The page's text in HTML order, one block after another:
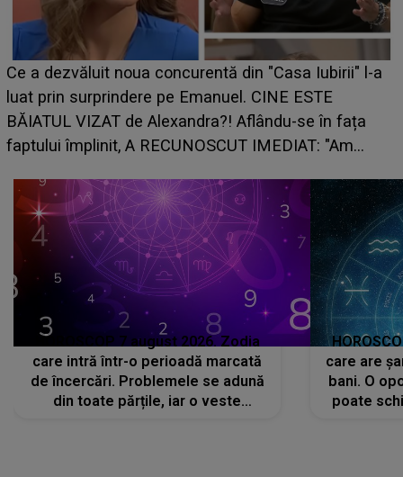
HOROSCOP de weekend, 8-9 august 2026. Zodia
care riscă să rămână fără bani. O decizie luată în
grabă îi aduce pierderi semnificative și îi dă toate
planurile peste cap
HOROSCOP 7 august 2026. Zodia
care intră într-o perioadă marcată
de încercări. Problemele se adună
din toate părțile, iar o veste
care are
bani. O
poate